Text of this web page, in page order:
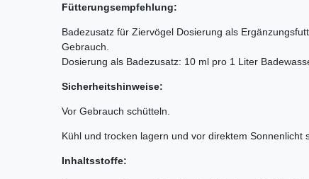
Fütterungsempfehlung:
Badezusatz für Ziervögel Dosierung als
Gebrauch.
Dosierung als Badezusatz: 10 ml pro 1 Liter
Sicherheitshinweise:
Vor Gebrauch schütteln.
Kühl und trocken lagern und vor direktem Sonnenlicht
Inhaltsstoffe: